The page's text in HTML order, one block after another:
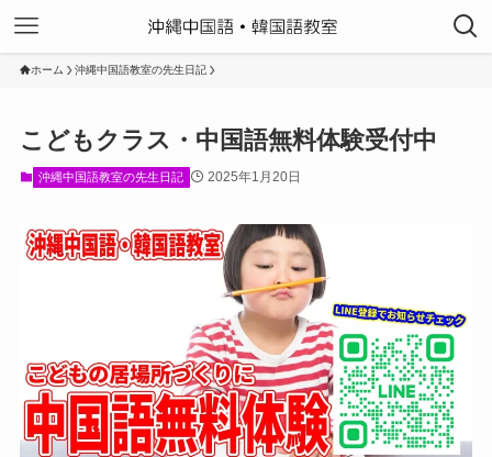
ホーム 沖縄中国語教室の先生日記
こどもクラス・中国語無料体験受付中
沖縄中国語教室の先生日記 2025年1月20日